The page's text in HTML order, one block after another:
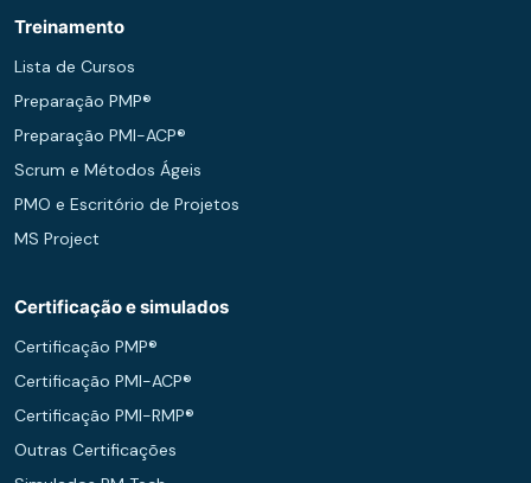
Treinamento
Lista de Cursos
Preparação PMP®
Preparação PMI-ACP®
Scrum e Métodos Ágeis
PMO e Escritório de Projetos
MS Project
Certificação e simulados
Certificação PMP®
Certificação PMI-ACP®
Certificação PMI-RMP®
Outras Certificações